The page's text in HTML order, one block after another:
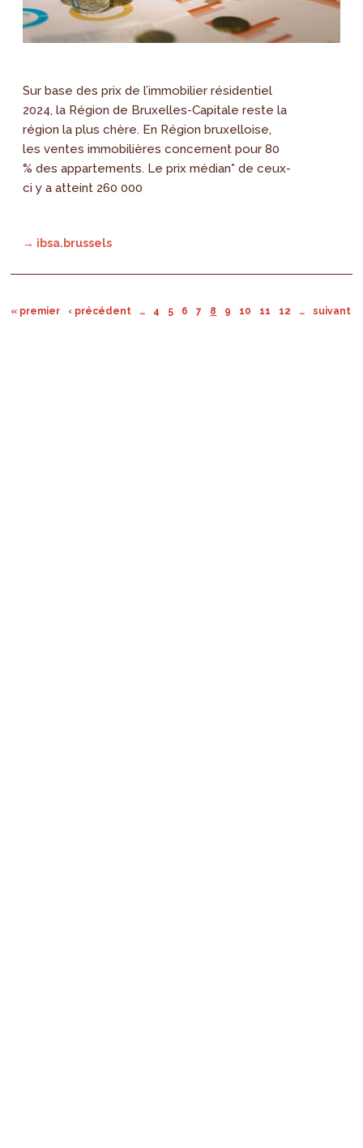
Sur base des prix de l’immobilier résidentiel
2024, la Région de Bruxelles-Capitale reste la
région la plus chère. En Région bruxelloise,
les ventes immobilières concernent pour 80
% des appartements. Le prix médian* de ceux-
ci y a atteint 260 000
→ ibsa.brussels
« premier ‹ précédent … 4 5 6 7 8 9 10 11 12 … suivant ›